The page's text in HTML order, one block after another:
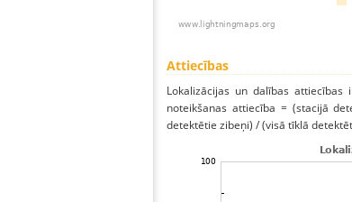
Attiecības
Lokalizācijas un dalības
noteikšanas attiecība = (stacijā
detektētie zibeņi) / (visā tīklā